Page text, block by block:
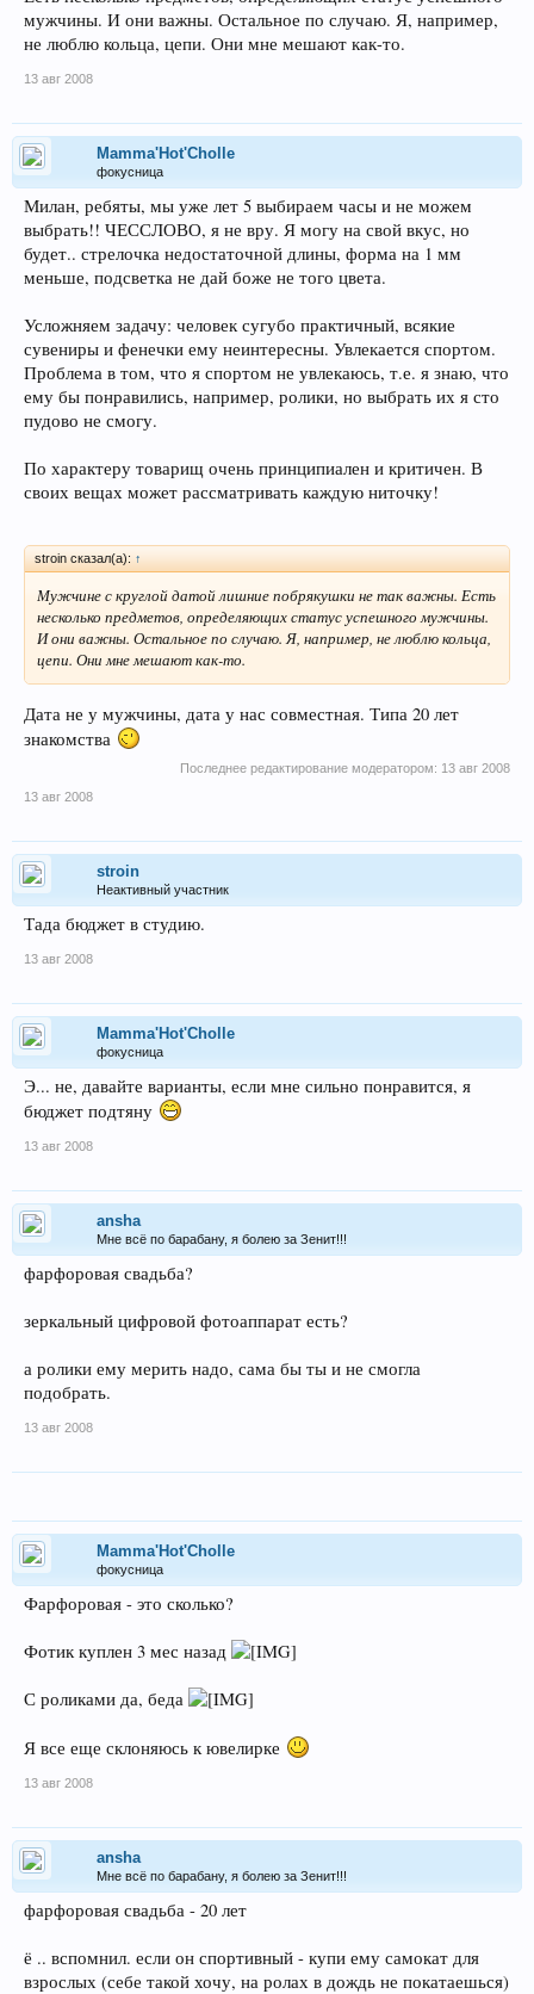
мужчины. И они важны. Остальное по случаю. Я, например,
не люблю кольца, цепи. Они мне мешают как-то.
13 авг 2008
Mamma'Hot'Cholle
фокусница
Милан, ребяты, мы уже лет 5 выбираем часы и не можем
выбрать!! ЧЕССЛОВО, я не вру. Я могу на свой вкус, но
будет.. стрелочка недостаточной длины, форма на 1 мм
меньше, подсветка не дай боже не того цвета.
Усложняем задачу: человек сугубо практичный, всякие
сувениры и фенечки ему неинтересны. Увлекается спортом.
Проблема в том, что я спортом не увлекаюсь, т.е. я знаю, что
ему бы понравились, например, ролики, но выбрать их я сто
пудово не смогу.
По характеру товарищ очень принципиален и критичен. В
своих вещах может рассматривать каждую ниточку!
stroin сказал(а): ↑
Мужчине с круглой датой лишние побрякушки не так важны. Есть
несколько предметов, определяющих статус успешного мужчины.
И они важны. Остальное по случаю. Я, например, не люблю кольца,
цепи. Они мне мешают как-то.
Дата не у мужчины, дата у нас совместная. Типа 20 лет
знакомства
Последнее редактирование модератором: 13 авг 2008
13 авг 2008
stroin
Неактивный участник
Тада бюджет в студию.
13 авг 2008
Mamma'Hot'Cholle
фокусница
Э... не, давайте варианты, если мне сильно понравится, я
бюджет подтяну
13 авг 2008
ansha
Мне всё по барабану, я болею за Зенит!!!
фарфоровая свадьба?
зеркальный цифровой фотоаппарат есть?
а ролики ему мерить надо, сама бы ты и не смогла
подобрать.
13 авг 2008
Mamma'Hot'Cholle
фокусница
Фарфоровая - это сколько?
Фотик куплен 3 мес назад
С роликами да, беда
Я все еще склоняюсь к ювелирке
13 авг 2008
ansha
Мне всё по барабану, я болею за Зенит!!!
фарфоровая свадьба - 20 лет
ё .. вспомнил. если он спортивный - купи ему самокат для
взрослых (себе такой хочу, на ролах в дождь не покатаешься)